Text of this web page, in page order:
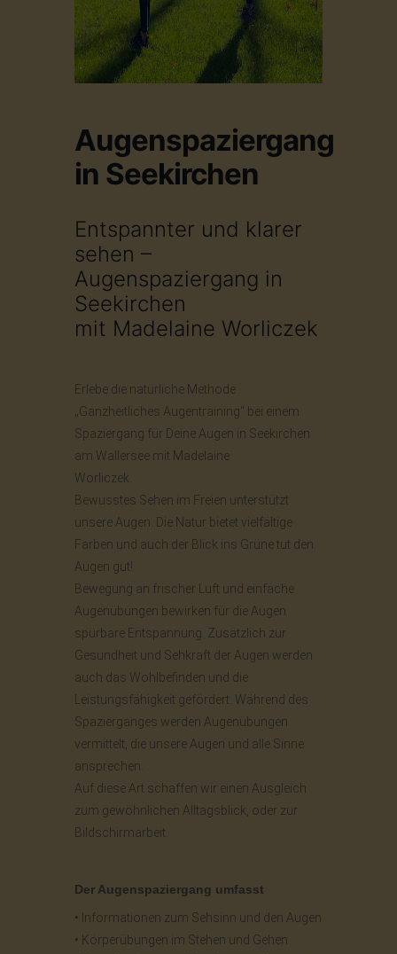
Augenspaziergang
in Seekirchen
Entspannter und klarer
sehen –
Augenspaziergang in
Seekirchen
mit Madelaine Worliczek
Erlebe die natürliche Methode
„Ganzheitliches Augentraining“ bei einem
Spaziergang für Deine Augen in Seekirchen
am Wallersee mit Madelaine
Worliczek.
Bewusstes Sehen im Freien unterstützt
unsere Augen. Die Natur bietet vielfältige
Farben und auch der Blick ins Grüne tut den
Augen gut!
Bewegung an frischer Luft und einfache
Augenübungen bewirken für die Augen
spürbare Entspannung. Zusätzlich zur
Gesundheit und Sehkraft der Augen werden
auch das Wohlbefinden und die
Leistungsfähigkeit gefördert. Während des
Spazierganges werden Augenübungen
vermittelt, die unsere Augen und alle Sinne
ansprechen.
Auf diese Art schaffen wir einen Ausgleich
zum gewöhnlichen Alltagsblick, oder zur
Bildschirmarbeit.
Der Augenspaziergang umfasst
• Informationen zum Sehsinn und den Augen
• Körperübungen im Stehen und Gehen